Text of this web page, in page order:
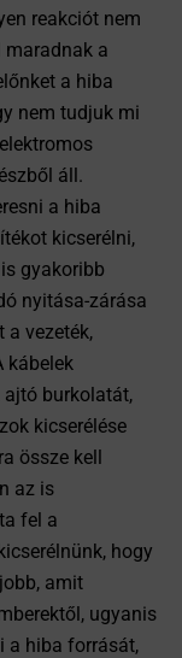
reakciót nem
maradnak a
a hiba
nem tudjuk mi
áll.
a hiba
kicserélni,
gyakoribb
nyitása-zárása
a vezeték,
kábelek
burkolatát,
kicserélése
össze kell
az is
fel a
hogy
amit
ugyanis
a hiba forrását,